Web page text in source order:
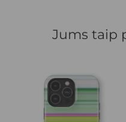
Jums taip